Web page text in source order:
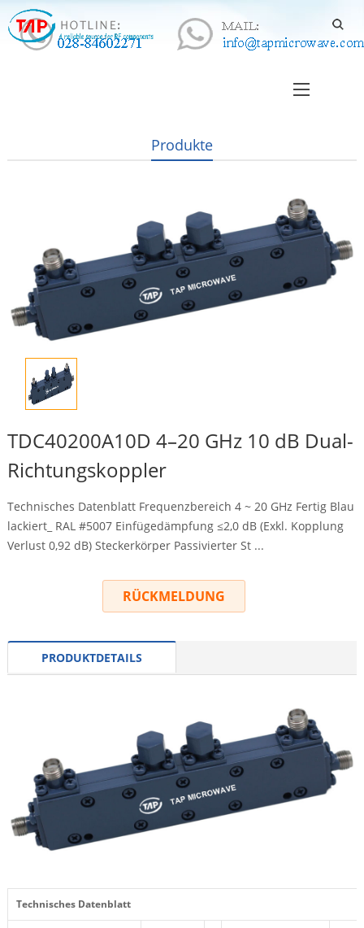
Produkte
TDC40200A10D 4–20 GHz 10 dB Dual-
Richtungskoppler
Technisches Datenblatt Frequenzbereich 4 ~ 20 GHz Fertig Blau
lackiert_ RAL #5007 Einfügedämpfung ≤2,0 dB (Exkl. Kopplung
Verlust 0,92 dB) Steckerkörper Passivierter St ...
RÜCKMELDUNG
PRODUKTDETAILS
Technisches Datenblatt